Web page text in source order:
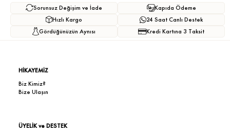
Sorunsuz Değişim ve İade
Hızlı Kargo
Gördüğünüzün Aynısı
Kapıda Ödeme
24 Saat Canlı Destek
Kredi Kartına 3 Taksit
HİKAYEMİZ
Biz Kimiz?
Bize Ulaşın
ÜYELİK ve DESTEK